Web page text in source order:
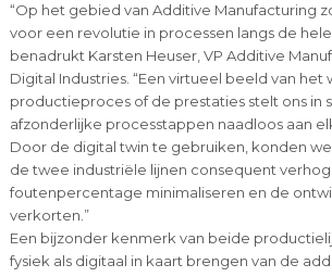
“Op het gebied van Additive Manufacturing
voor een revolutie in processen langs de
benadrukt Karsten Heuser, VP Additive
Digital Industries. “Een virtueel beeld van het
productieproces of de prestaties stelt ons in
afzonderlijke processtappen naadloos aan
Door de digital twin te gebruiken, konden
de twee industriële lijnen consequent
foutenpercentage minimaliseren en de
verkorten.”
Een bijzonder kenmerk van beide
fysiek als digitaal in kaart brengen van de